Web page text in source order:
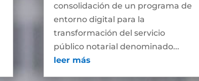
consolidación de un programa de
entorno digital para la
transformación del servicio
público notarial denominado...
leer más